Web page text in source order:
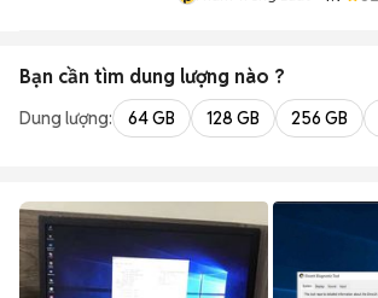
Bạn cần tìm dung lượng nào ?
Dung lượng: 64 GB 128 GB 256 GB